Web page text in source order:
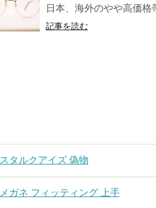
日本、海外のやや高価格
記事を読む
スタルクアイズ 偽物
メガネ フィッティング 上手